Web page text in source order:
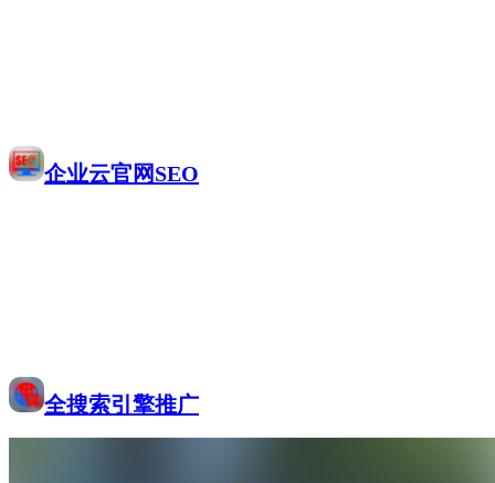
企业云官网SEO
全搜索引擎推广